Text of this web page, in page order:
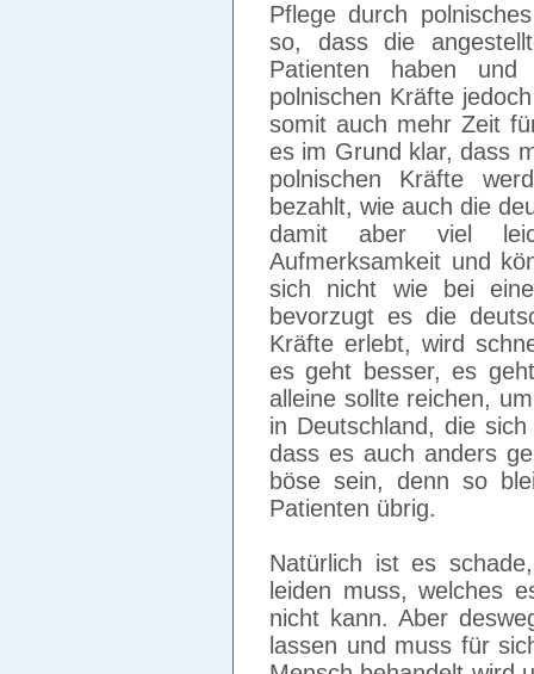
Pflege durch
so, dass die
Patienten haben und
polnischen Kräfte
somit auch mehr Zeit
es im Grund klar, dass
polnischen Kräfte
bezahlt, wie auch die
damit aber viel
Aufmerksamkeit und
sich nicht wie bei
bevorzugt es die
Kräfte erlebt, wird
es geht besser, es
alleine sollte reichen,
in Deutschland, die
dass es auch anders
böse sein, denn so
Patienten übrig.
Natürlich ist es
leiden muss, welches
nicht kann. Aber
lassen und muss für